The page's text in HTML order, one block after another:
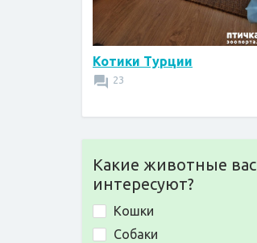
Котики Турции
23
Какие животные вас
интересуют?
Кошки
Собаки